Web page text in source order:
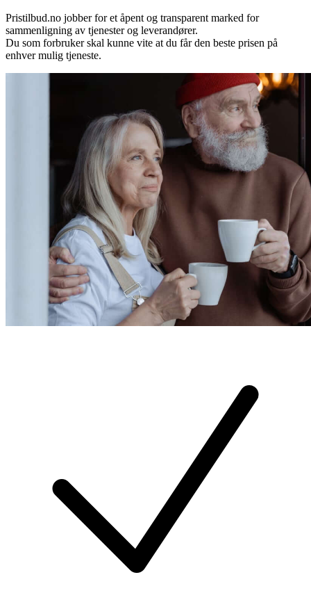
Pristilbud.no jobber for et åpent og transparent marked for
sammenligning av tjenester og leverandører.
Du som forbruker skal kunne vite at du får den beste prisen på
enhver mulig tjeneste.